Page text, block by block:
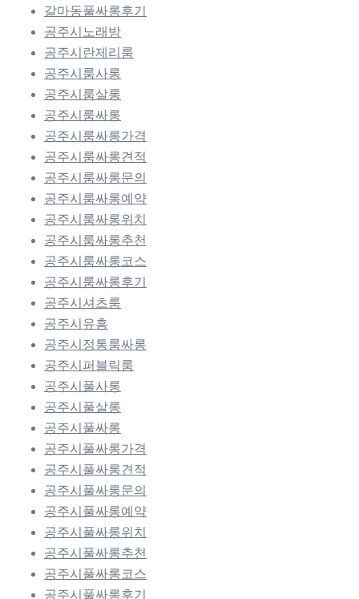
갈마동풀싸롱후기
공주시노래방
공주시란제리룸
공주시룸사롱
공주시룸살롱
공주시룸싸롱
공주시룸싸롱가격
공주시룸싸롱견적
공주시룸싸롱문의
공주시룸싸롱예약
공주시룸싸롱위치
공주시룸싸롱추천
공주시룸싸롱코스
공주시룸싸롱후기
공주시셔츠룸
공주시유흥
공주시정통룸싸롱
공주시퍼블릭룸
공주시풀사롱
공주시풀살롱
공주시풀싸롱
공주시풀싸롱가격
공주시풀싸롱견적
공주시풀싸롱문의
공주시풀싸롱예약
공주시풀싸롱위치
공주시풀싸롱추천
공주시풀싸롱코스
공주시풀싸롱후기